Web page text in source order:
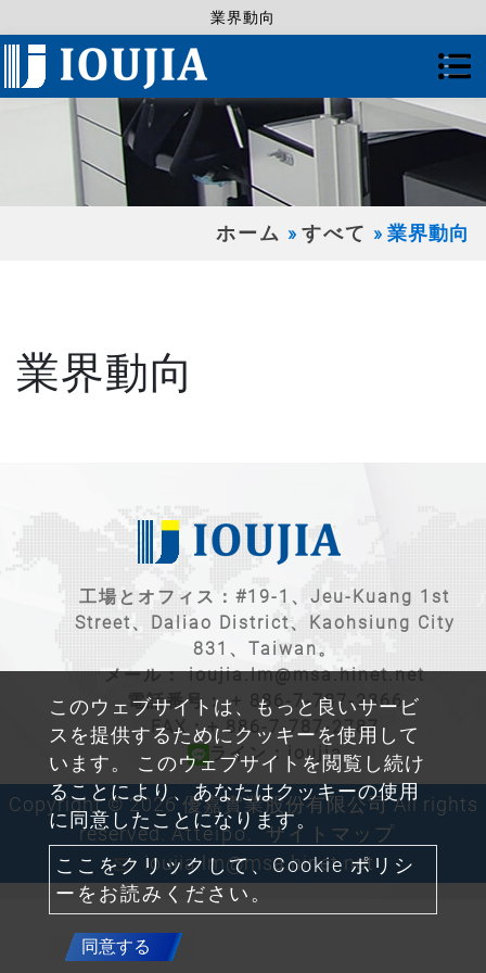
業界動向
ホーム すべて 業界動向
業界動向
このウェブサイトは、もっと良いサービ
スを提供するためにクッキーを使用して
います。 このウェブサイトを閲覧し続け
ることにより、あなたはクッキーの使用
に同意したことになります。
ここをクリックして、Cookie ポリシ
ーをお読みください。
同意する
工場とオフィス：#19-1、Jeu-Kuang 1st
Street、Daliao District、Kaohsiung City
831、Taiwan。
メール：ioujia.lm@msa.hinet.net
電話番号：+ 886-7-787-2366
FAX：+ 886-7-787-2787
ライン：ioujia
Copyright © 2026 優嘉實業股份有限公司 All rights
reserved.Atteipo.
サイトマップ
ioujia.lm@msa.hinet.net